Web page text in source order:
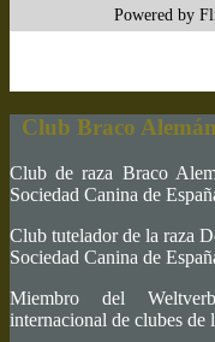
Powered by
Club Braco Alemán
Club de raza Braco
Sociedad Canina de
Club tutelador de la raza
Sociedad Canina de
Miembro del
internacional de clubes de